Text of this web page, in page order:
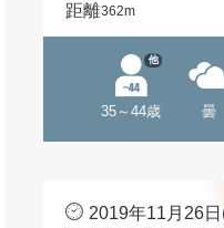
距離362m
35～44歳
他
曇
2019年11月26